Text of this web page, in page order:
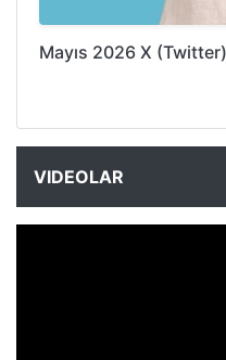
Mayıs 2026 X
VIDEOLAR